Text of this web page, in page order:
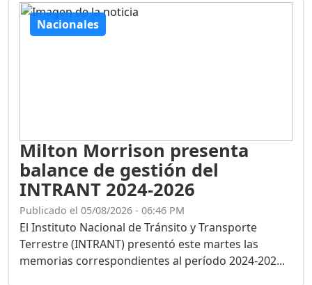
Nacionales
Milton Morrison presenta
balance de gestión del
INTRANT 2024-2026
Publicado el 05/08/2026 - 06:46 PM
El Instituto Nacional de Tránsito y Transporte
Terrestre (INTRANT) presentó este martes las
memorias correspondientes al período 2024-202...